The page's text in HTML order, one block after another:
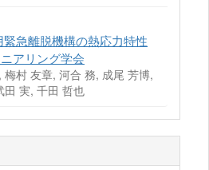
急離脱機構の熱応力特性
アリング学会
梅村 友章, 河合 務, 成尾 芳博,
田 実, 千田 哲也